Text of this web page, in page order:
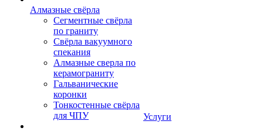
Алмазные свёрла
Сегментные свёрла
по граниту
Свёрла вакуумного
спекания
Алмазные сверла по
керамограниту
Гальванические
коронки
Тонкостенные свёрла
для ЧПУ
Услуги